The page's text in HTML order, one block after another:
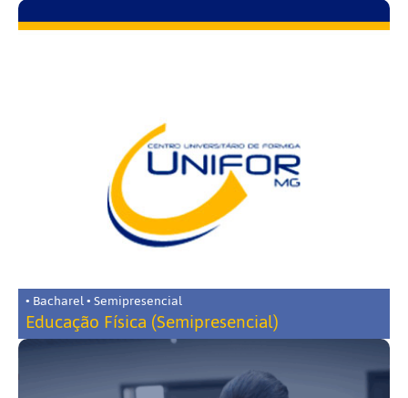
• Bacharel • Semipresencial
Educação Física (Semipresencial)